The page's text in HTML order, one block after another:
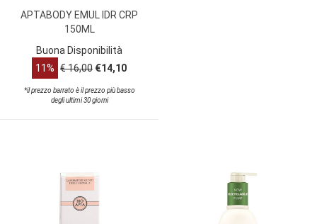
APTABODY EMUL IDR CRP
150ML
Buona Disponibilità
11% € 16,00 €14,10
*il prezzo barrato è il prezzo più basso
degli ultimi 30 giorni